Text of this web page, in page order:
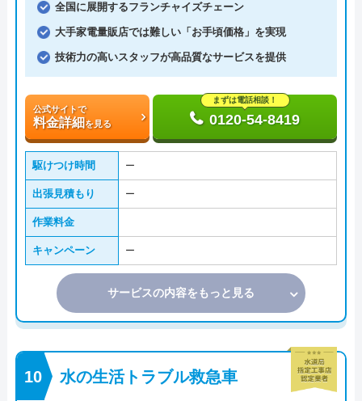
全国に展開するフランチャイズチェーン
大手家電量販店では難しい「お手頃価格」を実現
技術力の高いスタッフが高品質なサービスを提供
公式サイトで
料金詳細を見る
まずは電話相談！
0120-54-8419
駆けつけ時間 ー
出張見積もり ー
作業料金
キャンペーン ー
サービスの内容をもっと見る
水の生活トラブル救急車